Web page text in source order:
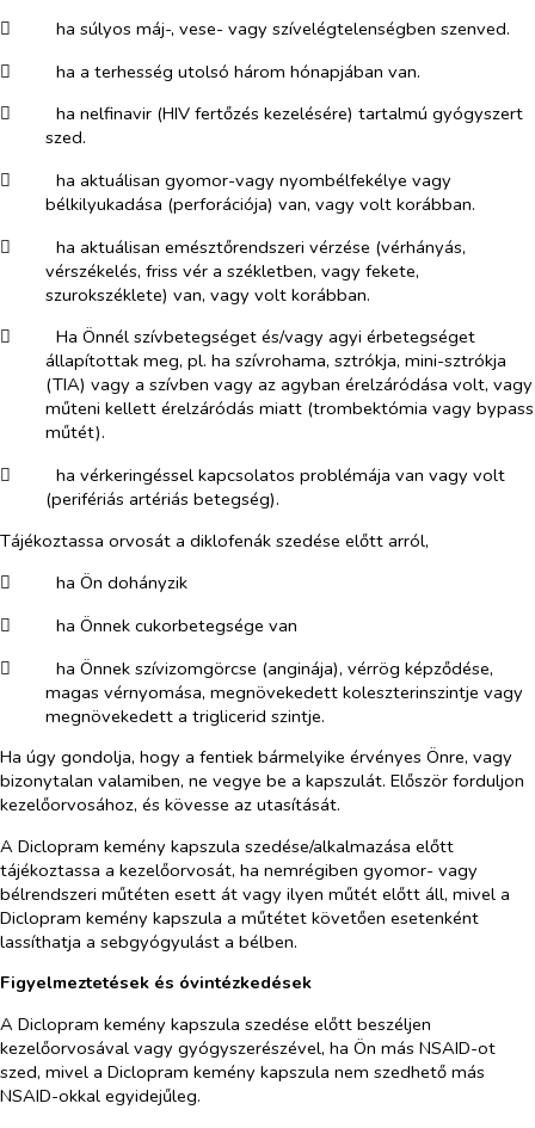
​
ha súlyos máj-, vese- vagy szívelégtelenségben szenved.
​
ha a terhesség utolsó három hónapjában van.
​
ha nelfinavir (HIV fertőzés kezelésére) tartalmú gyógyszert
szed.
​
ha aktuálisan gyomor-vagy nyombélfekélye vagy
bélkilyukadása (perforációja) van, vagy volt korábban.
​
ha aktuálisan emésztőrendszeri vérzése (vérhányás,
vérszékelés, friss vér a székletben, vagy fekete,
szurokszéklete) van, vagy volt korábban.
​
Ha Önnél szívbetegséget és/vagy agyi érbetegséget
állapítottak meg, pl. ha szívrohama, sztrókja, mini-sztrókja
(TIA) vagy a szívben vagy az agyban érelzáródása volt, vagy
műteni kellett érelzáródás miatt (trombektómia vagy bypass
műtét).
​
ha vérkeringéssel kapcsolatos problémája van vagy volt
(perifériás artériás betegség).
Tájékoztassa orvosát a diklofenák szedése előtt arról,
​
ha Ön dohányzik
​
ha Önnek cukorbetegsége van
​
ha Önnek szívizomgörcse (anginája), vérrög képződése,
magas vérnyomása, megnövekedett koleszterinszintje vagy
megnövekedett a triglicerid szintje.
Ha úgy gondolja, hogy a fentiek bármelyike érvényes Önre, vagy
bizonytalan valamiben, ne vegye be a kapszulát. Először forduljon
kezelőorvosához, és kövesse az utasítását.
A Diclopram kemény kapszula szedése/alkalmazása előtt
tájékoztassa a kezelőorvosát, ha nemrégiben gyomor- vagy
bélrendszeri műtéten esett át vagy ilyen műtét előtt áll, mivel a
Diclopram kemény kapszula a műtétet követően esetenként
lassíthatja a sebgyógyulást a bélben.
Figyelmeztetések és óvintézkedések
A Diclopram kemény kapszula szedése előtt beszéljen
kezelőorvosával vagy gyógyszerészével, ha Ön más NSAID-ot
szed, mivel a Diclopram kemény kapszula nem szedhető más
NSAID-okkal egyidejűleg.